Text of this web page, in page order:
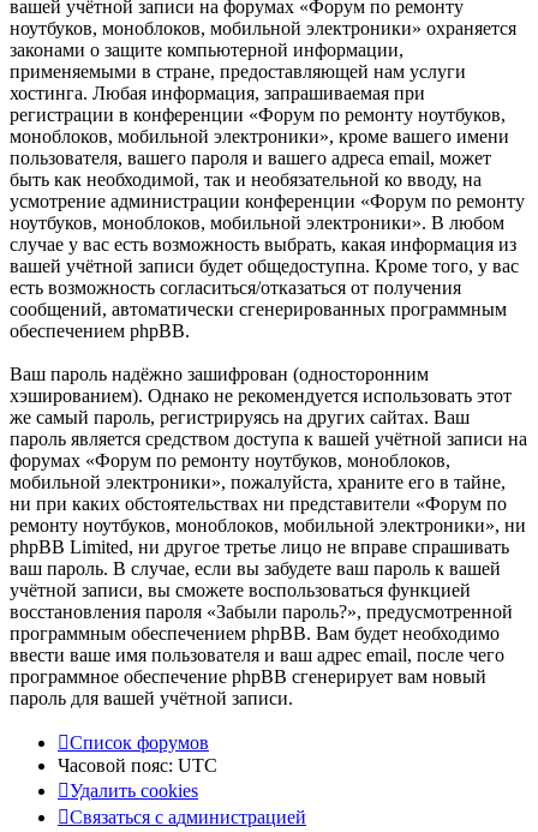
вашей учётной записи на форумах «Форум по ремонту
ноутбуков, моноблоков, мобильной электроники» охраняется
законами о защите компьютерной информации,
применяемыми в стране, предоставляющей нам услуги
хостинга. Любая информация, запрашиваемая при
регистрации в конференции «Форум по ремонту ноутбуков,
моноблоков, мобильной электроники», кроме вашего имени
пользователя, вашего пароля и вашего адреса email, может
быть как необходимой, так и необязательной ко вводу, на
усмотрение администрации конференции «Форум по ремонту
ноутбуков, моноблоков, мобильной электроники». В любом
случае у вас есть возможность выбрать, какая информация из
вашей учётной записи будет общедоступна. Кроме того, у вас
есть возможность согласиться/отказаться от получения
сообщений, автоматически сгенерированных программным
обеспечением phpBB.
Ваш пароль надёжно зашифрован (односторонним
хэшированием). Однако не рекомендуется использовать этот
же самый пароль, регистрируясь на других сайтах. Ваш
пароль является средством доступа к вашей учётной записи на
форумах «Форум по ремонту ноутбуков, моноблоков,
мобильной электроники», пожалуйста, храните его в тайне,
ни при каких обстоятельствах ни представители «Форум по
ремонту ноутбуков, моноблоков, мобильной электроники», ни
phpBB Limited, ни другое третье лицо не вправе спрашивать
ваш пароль. В случае, если вы забудете ваш пароль к вашей
учётной записи, вы сможете воспользоваться функцией
восстановления пароля «Забыли пароль?», предусмотренной
программным обеспечением phpBB. Вам будет необходимо
ввести ваше имя пользователя и ваш адрес email, после чего
программное обеспечение phpBB сгенерирует вам новый
пароль для вашей учётной записи.
Список форумов
Часовой пояс: UTC
Удалить cookies
Связаться
Связаться с администрацией